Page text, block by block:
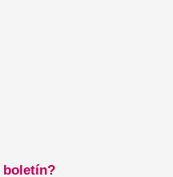
boletín?